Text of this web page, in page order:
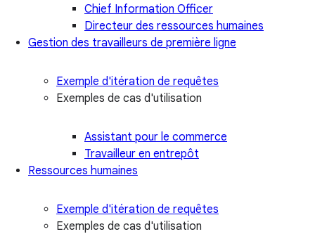
Chief Information Officer
Directeur des ressources humaines
Gestion des travailleurs de première ligne
Exemple d'itération de requêtes
Exemples de cas d'utilisation
Assistant pour le commerce
Travailleur en entrepôt
Ressources humaines
Exemple d'itération de requêtes
Exemples de cas d'utilisation